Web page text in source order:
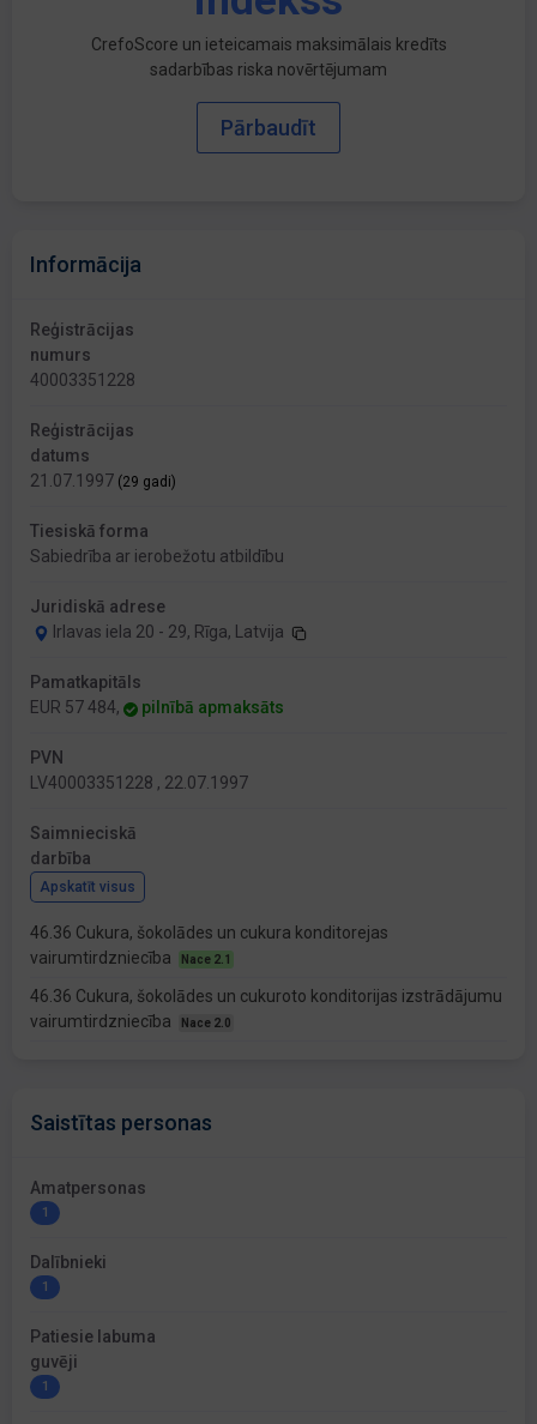
CrefoScore un ieteicamais maksimālais kredīts
sadarbības riska novērtējumam
Pārbaudīt
Informācija
Reģistrācijas
numurs
40003351228
Reģistrācijas
datums
21.07.1997 (29 gadi)
Tiesiskā forma
Sabiedrība ar ierobežotu atbildību
Juridiskā adrese
Irlavas iela 20 - 29, Rīga, Latvija
Pamatkapitāls
EUR 57 484,
pilnībā apmaksāts
PVN
LV40003351228 , 22.07.1997
Saimnieciskā
darbība
Apskatīt visus
46.36 Cukura, šokolādes un cukura konditorejas
vairumtirdzniecība
Nace 2.1
46.36 Cukura, šokolādes un cukuroto konditorijas izstrādājumu
vairumtirdzniecība
Nace 2.0
Saistītas personas
Amatpersonas
1
Dalībnieki
1
Patiesie labuma
guvēji
1